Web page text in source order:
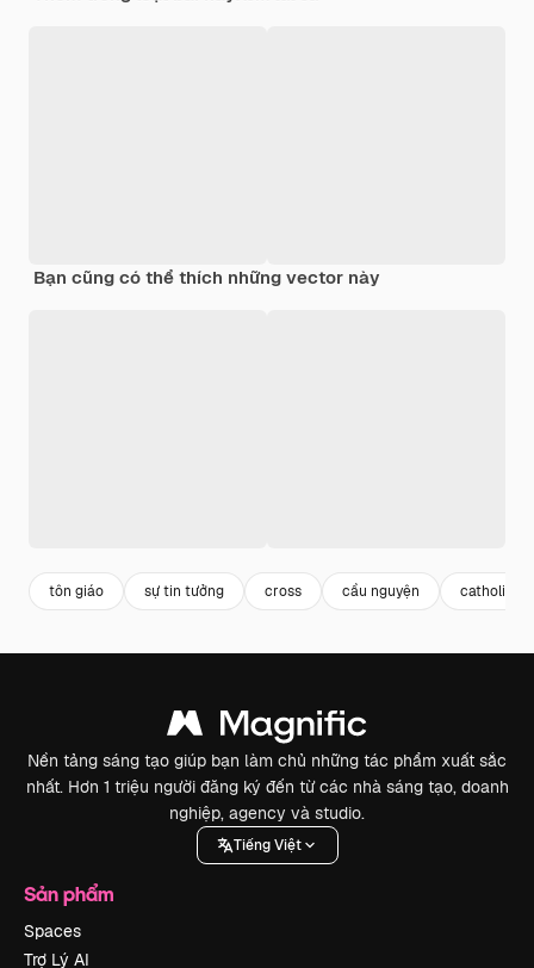
Bạn cũng có thể thích những vector này
tôn giáo sự tin tưởng cross cầu nguyện catholic
Nền tảng sáng tạo giúp bạn làm chủ những tác phẩm xuất sắc
nhất. Hơn 1 triệu người đăng ký đến từ các nhà sáng tạo, doanh
nghiệp, agency và studio.
Tiếng Việt
Sản phẩm
Spaces
Trợ Lý AI